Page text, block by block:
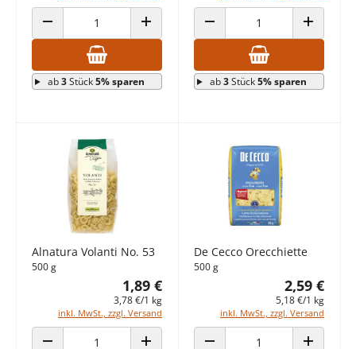
ANZAHL VERRINGERN ANZAHL ERHÖHEN
ab3Stück5% sparen
ANZAHL VERRINGERN ANZAHL
ab3Stück5% sparen
Alnatura Volanti No. 53
500 g
1,89 €
3,78 €/1 kg
inkl. MwSt., zzgl. Versand
De Cecco Orecchiette
500 g
2,59 €
5,18 €/1 kg
inkl. MwSt., zzgl. Versand